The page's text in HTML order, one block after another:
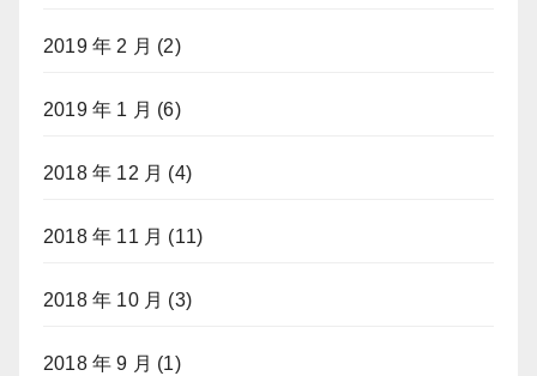
2019 年 2 月 (2)
2019 年 1 月 (6)
2018 年 12 月 (4)
2018 年 11 月 (11)
2018 年 10 月 (3)
2018 年 9 月 (1)